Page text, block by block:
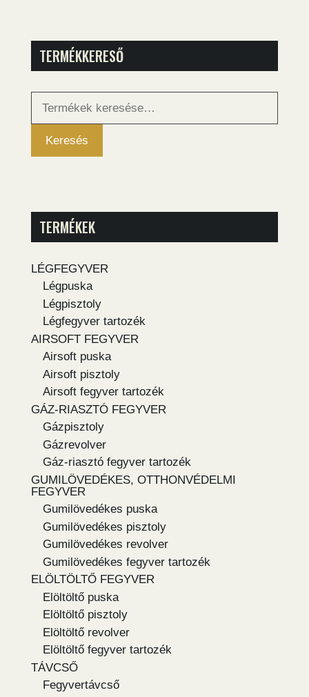
TERMÉKKERESŐ
Keresés
Keresés
TERMÉKEK
LÉGFEGYVER
Légpuska
Légpisztoly
Légfegyver tartozék
AIRSOFT FEGYVER
Airsoft puska
Airsoft pisztoly
Airsoft fegyver tartozék
GÁZ-RIASZTÓ FEGYVER
Gázpisztoly
Gázrevolver
Gáz-riasztó fegyver tartozék
GUMILÖVEDÉKES, OTTHONVÉDELMI
FEGYVER
Gumilövedékes puska
Gumilövedékes pisztoly
Gumilövedékes revolver
Gumilövedékes fegyver tartozék
ELÖLTÖLTŐ FEGYVER
Elöltöltő puska
Elöltöltő pisztoly
Elöltöltő revolver
Elöltöltő fegyver tartozék
TÁVCSŐ
Fegyvertávcső